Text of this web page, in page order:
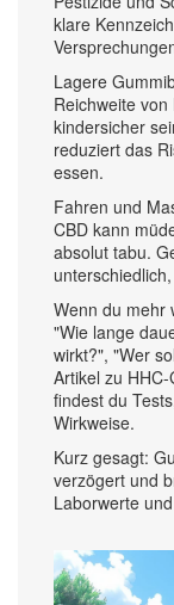
klare
Lagere
Reichweite
kindersicher
reduziert das
essen.
Fahren und
CBD kann
absolut tabu.
Wenn du mehr
"Wie lange
wirkt?", "Wer
Artikel zu
findest du
Wirkweise.
Kurz gesagt:
verzögert und
Laborwerte